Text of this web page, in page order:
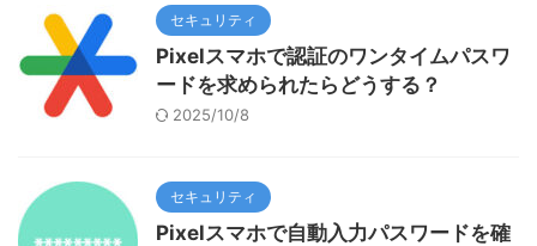
セキュリティ
Pixelスマホで認証のワンタイムパスワ
ードを求められたらどうする？
2025/10/8
セキュリティ
Pixelスマホで自動入力パスワードを確